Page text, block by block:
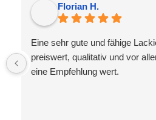
Florian H.
Eine sehr gute und fähige
preiswert, qualitativ und vor
eine Empfehlung wert.